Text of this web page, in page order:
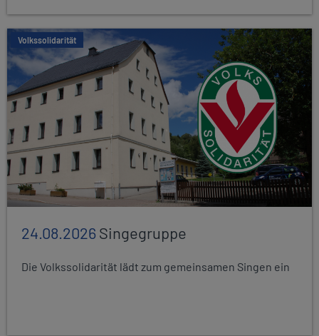
Volkssolidarität
24.08.2026Singegruppe
Die Volkssolidarität lädt zum gemeinsamen Singen ein